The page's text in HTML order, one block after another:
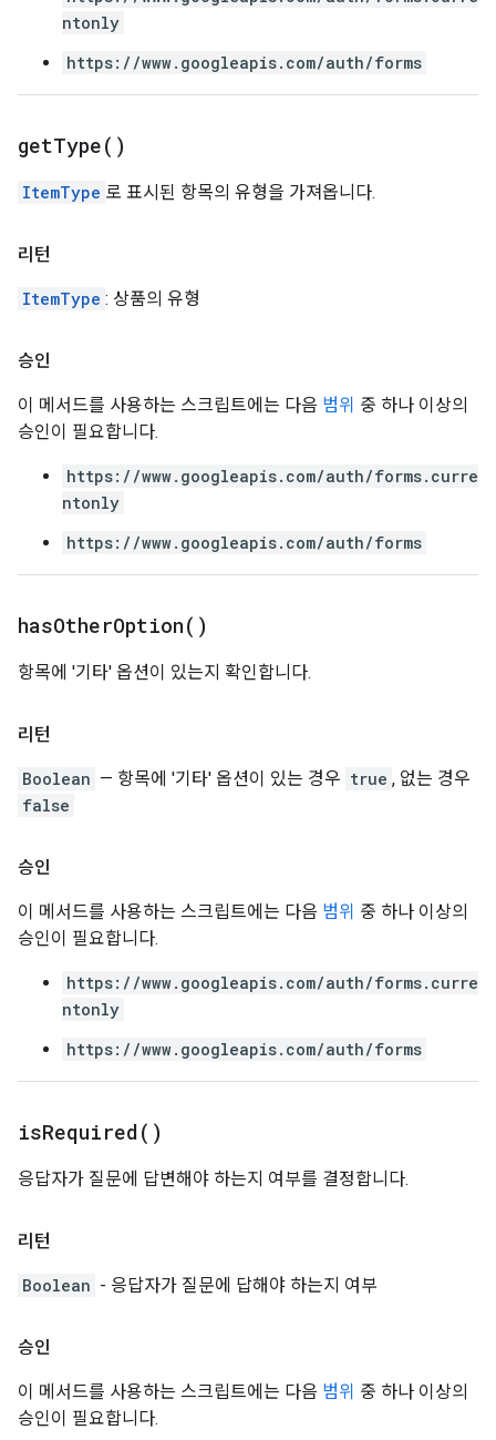
ntonly
https://www.googleapis.com/auth/forms
getType( )
ItemType 로 표시된 항목의 유형을 가져옵니다.
리턴
ItemType : 상품의 유형
승인
이 메서드를 사용하는 스크립트에는 다음 범위 중 하나 이상의
승인이 필요합니다.
https://www.googleapis.com/auth/forms.curre
ntonly
https://www.googleapis.com/auth/forms
hasOtherOption( )
항목에 '기타' 옵션이 있는지 확인합니다.
리턴
Boolean — 항목에 '기타' 옵션이 있는 경우 true , 없는 경우
false
승인
이 메서드를 사용하는 스크립트에는 다음 범위 중 하나 이상의
승인이 필요합니다.
https://www.googleapis.com/auth/forms.curre
ntonly
https://www.googleapis.com/auth/forms
isRequired( )
응답자가 질문에 답변해야 하는지 여부를 결정합니다.
리턴
Boolean - 응답자가 질문에 답해야 하는지 여부
승인
이 메서드를 사용하는 스크립트에는 다음 범위 중 하나 이상의
승인이 필요합니다.